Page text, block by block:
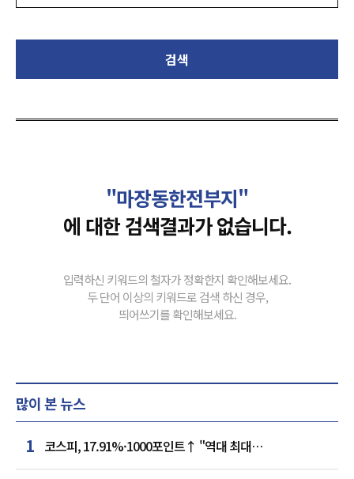
검색
"마장동한전부지"
에 대한 검색결과가 없습니다.
입력하신 키워드의 철자가 정확한지 확인해보세요.
두 단어 이상의 키워드로 검색 하신 경우,
띄어쓰기를 확인해보세요.
많이 본 뉴스
1 코스피, 17.91%·1000포인트↑ "역대 최대
상승률"…'삼전닉스' 동반 상한가